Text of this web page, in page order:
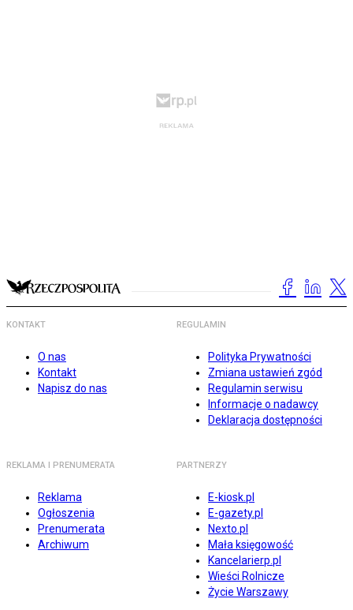
KONTAKT
O nas
Kontakt
Napisz do nas
REGULAMIN
Polityka Prywatności
Zmiana ustawień zgód
Regulamin serwisu
Informacje o nadawcy
Deklaracja dostępności
REKLAMA I PRENUMERATA
Reklama
Ogłoszenia
Prenumerata
Archiwum
PARTNERZY
E-kiosk.pl
E-gazety.pl
Nexto.pl
Mała księgowość
Kancelarierp.pl
Wieści Rolnicze
Życie Warszawy